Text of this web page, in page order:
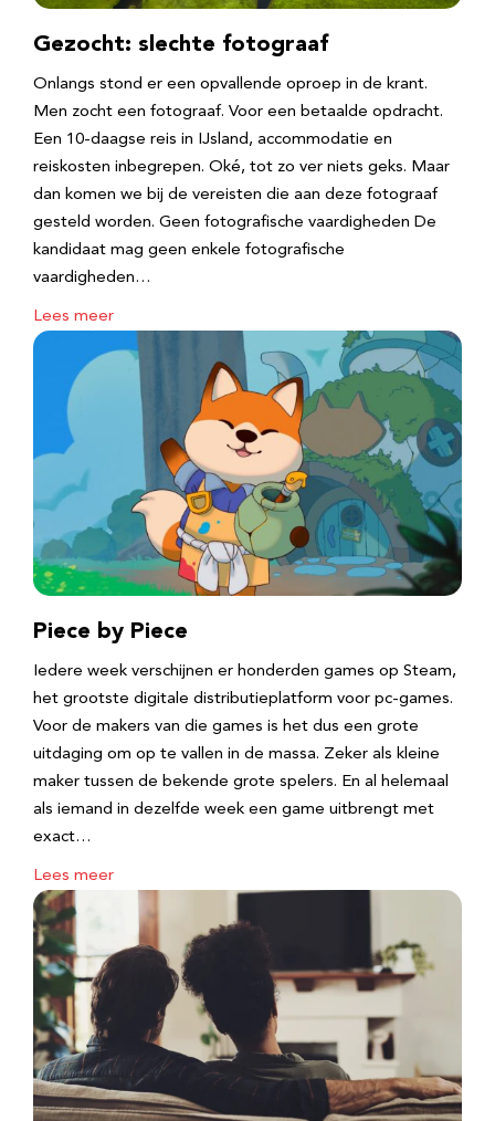
Gezocht: slechte fotograaf
Onlangs stond er een opvallende oproep in de krant.
Men zocht een fotograaf. Voor een betaalde opdracht.
Een 10-daagse reis in IJsland, accommodatie en
reiskosten inbegrepen. Oké, tot zo ver niets geks. Maar
dan komen we bij de vereisten die aan deze fotograaf
gesteld worden. Geen fotografische vaardigheden De
kandidaat mag geen enkele fotografische
vaardigheden…
Lees meer
Piece by Piece
Iedere week verschijnen er honderden games op Steam,
het grootste digitale distributieplatform voor pc-games.
Voor de makers van die games is het dus een grote
uitdaging om op te vallen in de massa. Zeker als kleine
maker tussen de bekende grote spelers. En al helemaal
als iemand in dezelfde week een game uitbrengt met
exact…
Lees meer